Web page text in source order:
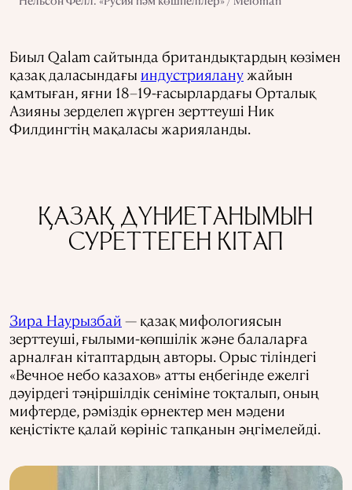
Биыл Qalam сайтында британдықтардың көзімен
қазақ даласындағы индустриялану жайын
қамтыған, яғни 18–19-ғасырлардағы Орталық
Азияны зерделеп жүрген зерттеуші Ник
Филдингтің мақаласы жарияланды.
ҚАЗАҚ ДҮНИЕТАНЫМЫН
СУРЕТТЕГЕН КІТАП
Зира Наурызбай — қазақ мифологиясын
зерттеуші, ғылыми-көпшілік және балаларға
арналған кітаптардың авторы. Орыс тіліндегі
«Вечное небо казахов» атты еңбегінде ежелгі
дәуірдегі тәңіршілдік сеніміне тоқталып, оның
мифтерде, рәміздік өрнектер мен мәдени
кеңістікте қалай көрініс тапқанын әңгімелейді.